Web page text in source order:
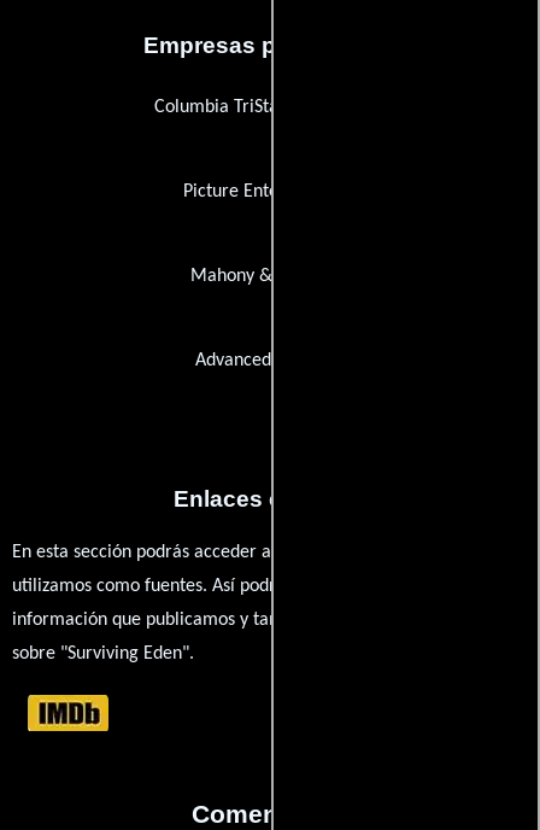
Empresas productoras
Columbia TriStar Home Video
Picture Entertainment
Mahony & Company
Advanced Bioscope
Enlaces externos
En esta sección podrás acceder a los recursos externos que
utilizamos como fuentes. Así podrás chequear toda la
información que publicamos y también ampliar tu conocimiento
sobre "Surviving Eden".
Comentarios